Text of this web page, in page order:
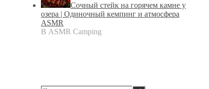
Сочный стейк на горячем камне у
озера | Одиночный кемпинг и атмосфера
ASMR
В ASMR Camping